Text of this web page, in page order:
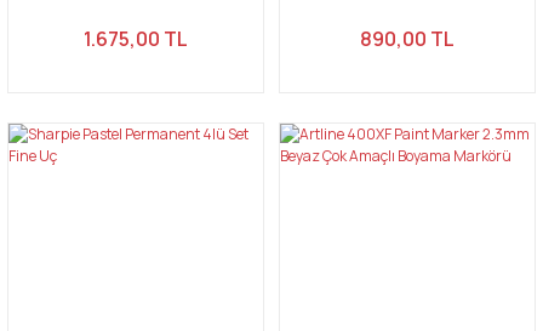
1.675,00 TL 890,00 TL